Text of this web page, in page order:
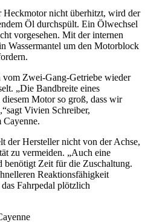
Heckmotor nicht überhitzt, wird der
Öl durchspült. Ein Ölwechsel
vorgesehen. Mit der internen
Wassermantel um den Motorblock
vom Zwei-Gang-Getriebe wieder
„Die Bandbreite eines
Motor so groß, dass wir
Vivien Schreiber,
Cayenne.
der Hersteller nicht von der Achse,
zu vermeiden. „Auch eine
Zeit für die Zuschaltung.
Reaktionsfähigkeit
Fahrpedal plötzlich